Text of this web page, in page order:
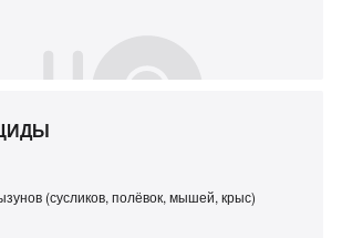
(сусликов, полёвок, мышей, крыс)